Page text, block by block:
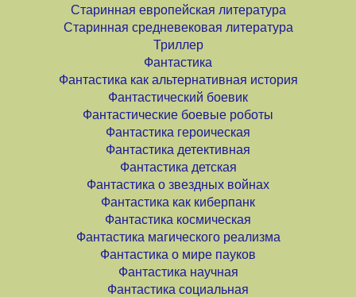
Старинная европейская литература
Старинная средневековая литература
Триллер
Фантастика
Фантастика как альтернативная история
Фантастический боевик
Фантастические боевые роботы
Фантастика героическая
Фантастика детективная
Фантастика детская
Фантастика о звездных войнах
Фантастика как киберпанк
Фантастика космическая
Фантастика магического реализма
Фантастика о мире пауков
Фантастика научная
Фантастика социальная